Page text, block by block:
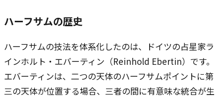
ハーフサムの歴史
ハーフサムの技法を体系化したのは、ドイツの占星家ラ
インホルト・エバーティン（Reinhold Ebertin）です。
エバーティンは、二つの天体のハーフサムポイントに第
三の天体が位置する場合、三者の間に有意味な統合が生